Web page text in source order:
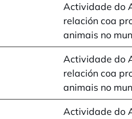
Actividade do
relación coa
animais no
Actividade do
relación coa
animais no
Actividade do